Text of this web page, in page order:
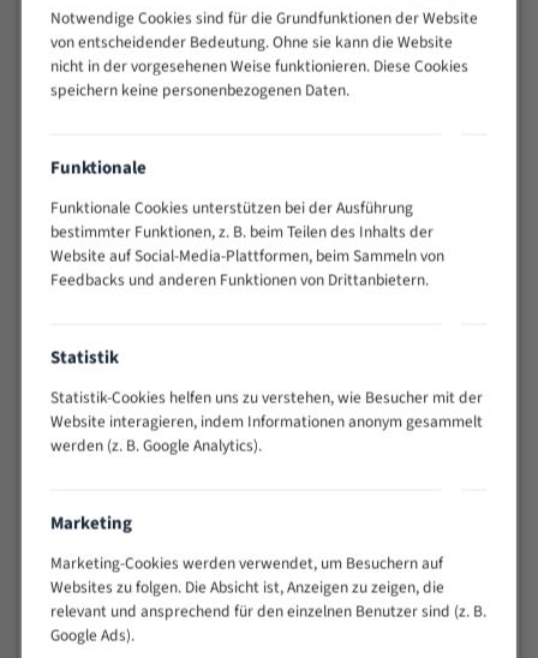
80 - 180
3/4
130 -
350
2/3
150 -
200 -
600
> 500
0,75/1,25
Vorteile:
Vielseitiges Bandsägeblatt für verschiedenste
Widerstandsfähig gegen Zahnbruch auch bei
wechselnde Verbindungslängen)
Sehr geringe Vibration
Technische Beschreibung:
Positiver Spanwinkel
Bandkörper aus hochlegiertem Federstahl
Legierte HSS-beschichtete Zahnspitzen
Notwendige Cookies sind für die Grundfunktionen der Website
von entscheidender Bedeutung. Ohne sie kann die Website
nicht in der vorgesehenen Weise funktionieren. Diese Cookies
speichern keine personenbezogenen Daten.
Funktionale
Funktionale Cookies unterstützen bei der Ausführung
bestimmter Funktionen, z. B. beim Teilen des Inhalts der
Website auf Social-Media-Plattformen, beim Sammeln von
Feedbacks und anderen Funktionen von Drittanbietern.
Statistik
Statistik-Cookies helfen uns zu verstehen, wie Besucher mit der
Website interagieren, indem Informationen anonym gesammelt
werden (z. B. Google Analytics).
Marketing
Marketing-Cookies werden verwendet, um Besuchern auf
Websites zu folgen. Die Absicht ist, Anzeigen zu zeigen, die
relevant und ansprechend für den einzelnen Benutzer sind (z. B.
Google Ads).